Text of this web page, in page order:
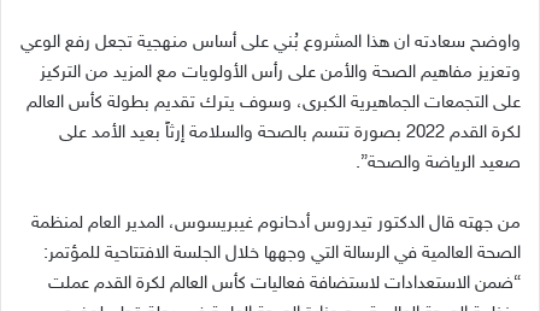
واوضح سعادته ان هذا المشروع بُني على أساس منهجية تجعل رفع الوعي
وتعزيز مفاهيم الصحة والأمن على رأس الأولويات مع المزيد من التركيز
على التجمعات الجماهيرية الكبرى، وسوف يترك تقديم بطولة كأس العالم
لكرة القدم 2022 بصورة تتسم بالصحة والسلامة إرثاً بعيد الأمد على
صعيد الرياضة والصحة”.
من جهته قال الدكتور تيدروس أدحانوم غيبريسوس، المدير العام لمنظمة
الصحة العالمية في الرسالة التي وجهها خلال الجلسة الافتتاحية للمؤتمر:
“ضمن الاستعدادات لاستضافة فعاليات كأس العالم لكرة القدم عملت